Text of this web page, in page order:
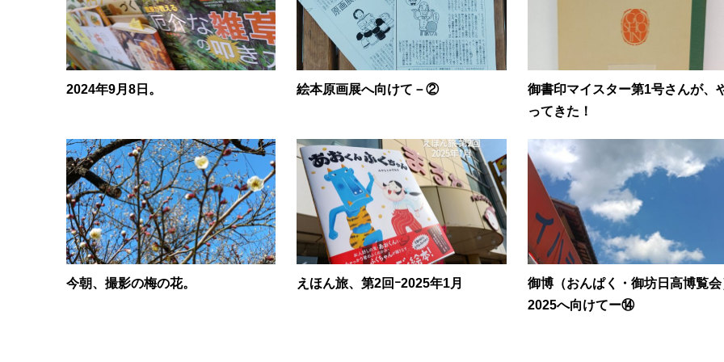
2024年9月8日。 絵本原画展へ向けて－②
御書印マイスター第1号さんが、
ってきた！
今朝、撮影の梅の花。 えほん旅、第2回ｰ2025年1月
御博（おんぱく・御坊日高博覧会
2025へ向けてー⑭